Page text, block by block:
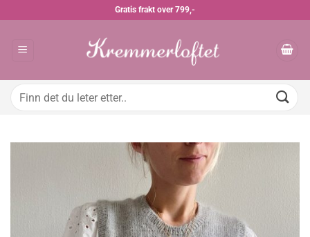
Gratis frakt over 799,-
Søk